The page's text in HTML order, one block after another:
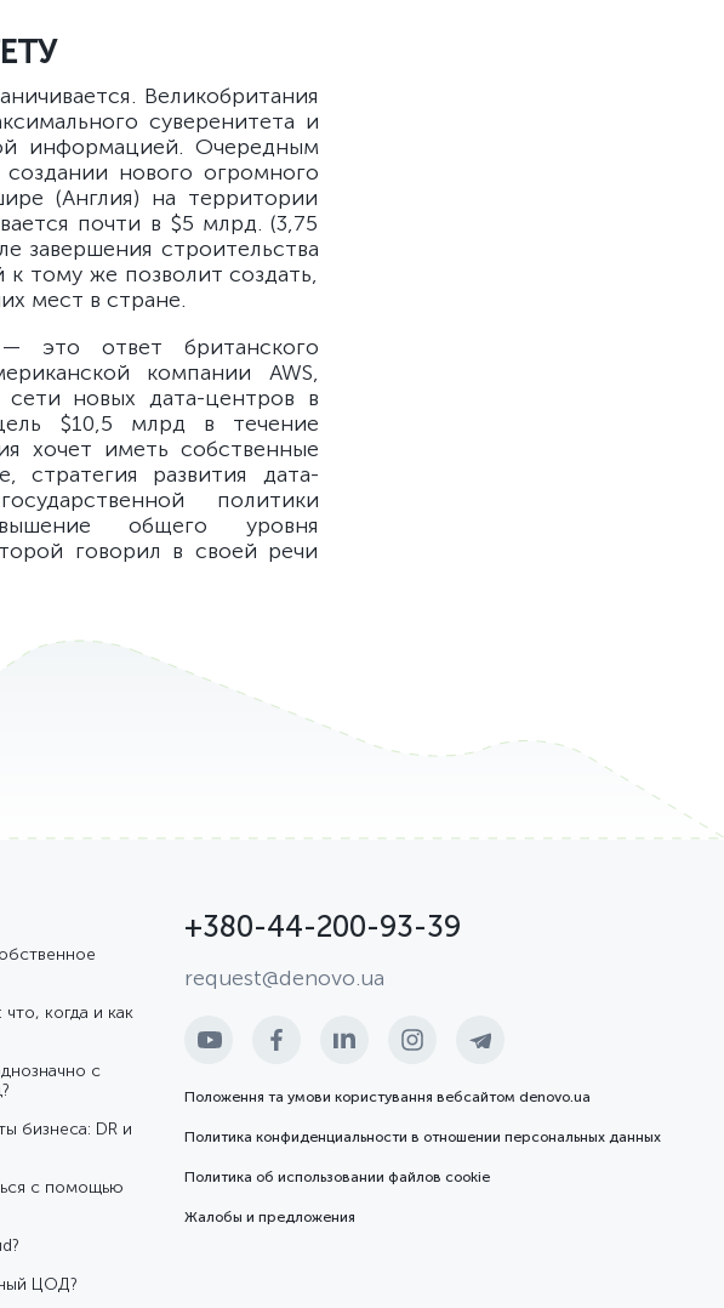
Великобритания
суверенитета и
информацией. Очередным
нового огромного
(Англия) на территории
почти в $5 млрд. (3,75
завершения строительства
тому же позволит создать,
мест в стране.
это ответ британского
компании AWS,
сети новых дата-центров в
$10,5 млрд в течение
хочет иметь собственные
развития дата-
политики
общего уровня
говорил в своей речи
когда и как
с
бизнеса: DR и
с помощью
ЦОД?
+380-44-200-93-39
request@denovo.ua
Положення та умови користування вебсайтом denovo.ua
Политика конфиденциальности в отношении персональных данных
Политика об использовании файлов cookie
Жалобы и предложения